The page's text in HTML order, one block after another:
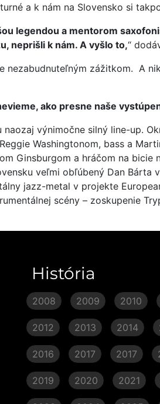
a k nám na Slovensko si
legendou a mentorom
neprišli k nám. A vyšlo to,“
nezabudnuteľným zážitkom. A
ako presne naše
naozaj výnimočne silný line-up.
Washingtonom, bass a
Ginsburgom a hráčom na
veľmi obľúbený Dan
jazz-metal v projekte
scény – zoskupenie
História
2008 2009 2010
2012 2013 2014
2016 2017 2017
2019 2020 2021